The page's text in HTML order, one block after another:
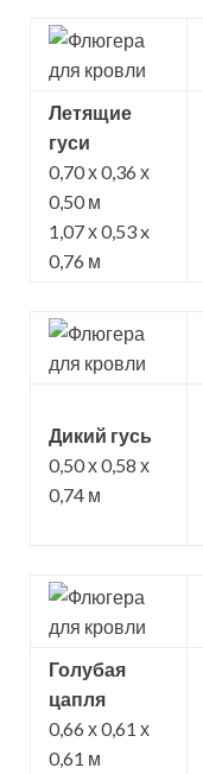
Летящие
гуси
0,70 х 0,36 х
0,50 м
1,07 х 0,53 x
0,76 м
Дикий гусь
0,50 х 0,58 х
0,74 м
Голубая
цапля
0,66 х 0,61 х
0,61 м